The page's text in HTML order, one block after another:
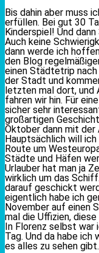
Bis dahin aber muss
erfüllen. Bei gut 30
Kinderspiel! Und
Auch keine
dann werde ich
den Blog
einen Städtetrip
der Stadt und
letzten mal dort, und
fahren wir hin. Für
sicher sehr
großartigen
Oktober dann mit der
Hauptsächlich will
Route um
Städte und Häfen
Urlauber hat man ja
wirklich um das
darauf geschickt
eigentlich habe ich
November auf einen
mal die Uffizien,
In Florenz selbst war
Tag. Und da habe ich
es alles zu sehen